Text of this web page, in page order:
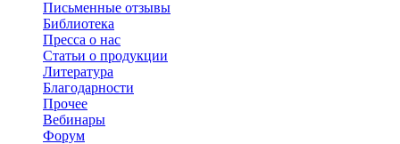
Письменные отзывы
Библиотека
Пресса о нас
Статьи о продукции
Литература
Благодарности
Прочее
Вебинары
Форум